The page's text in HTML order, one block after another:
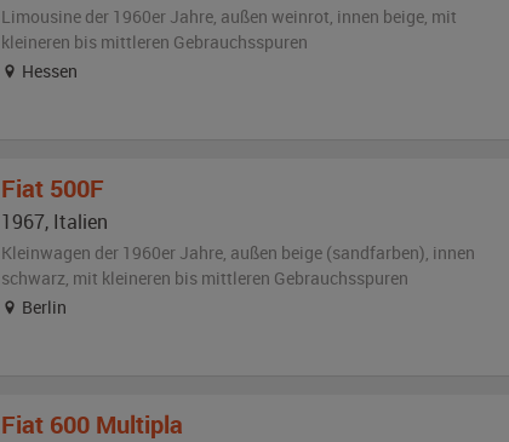
Limousine der 1960er Jahre, außen weinrot, innen beige, mit
kleineren bis mittleren Gebrauchsspuren
Hessen
Fiat 500F
1967, Italien
Kleinwagen der 1960er Jahre, außen beige (sandfarben), innen
schwarz, mit kleineren bis mittleren Gebrauchsspuren
Berlin
Fiat 600 Multipla